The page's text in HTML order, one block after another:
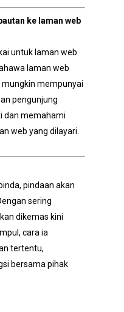
ke laman web
untuk laman web
laman web
mempunyai
pengunjung
dan memahami
web yang dilayari.
pindaan akan
sering
dikemas kini
cara ia
tertentu,
bersama pihak